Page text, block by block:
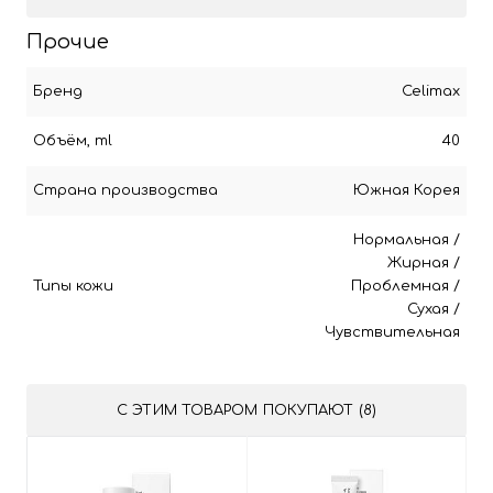
Прочие
Бренд Celimax
Объём, ml 40
Страна производства Южная Корея
Типы кожи
Нормальная /
Жирная /
Проблемная /
Сухая /
Чувствительная
С ЭТИМ ТОВАРОМ ПОКУПАЮТ (8)